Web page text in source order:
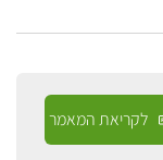
לקריאת המאמר